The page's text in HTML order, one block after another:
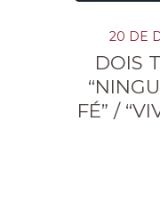
20 DE
DOIS
FÉ” /